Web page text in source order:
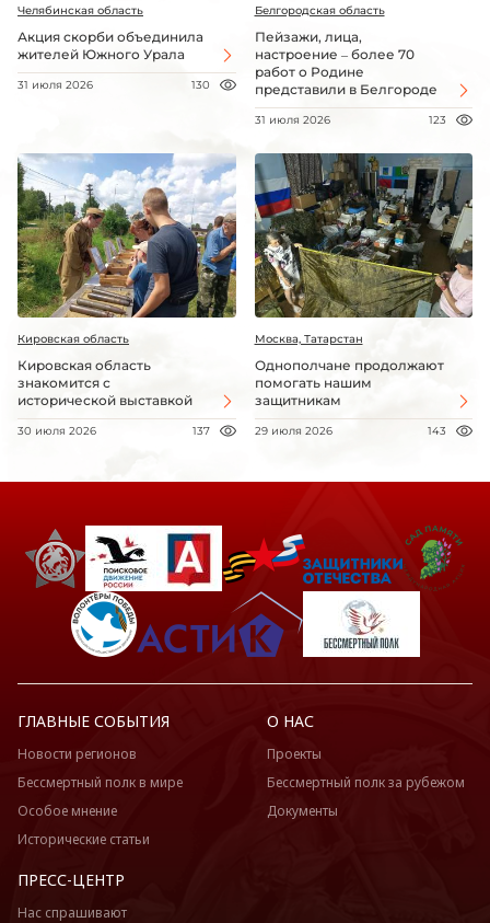
Челябинская область
Акция скорби объединила
жителей Южного Урала
31 июля 2026 130
Белгородская область
Пейзажи, лица,
настроение – более 70
работ о Родине
представили в Белгороде
31 июля 2026 123
Кировская область
Кировская область
знакомится с
исторической выставкой
30 июля 2026 137
Москва, Татарстан
Однополчане продолжают
помогать нашим
защитникам
29 июля 2026 143
ГЛАВНЫЕ СОБЫТИЯ
Новости регионов
Бессмертный полк в мире
Особое мнение
Исторические статьи
О НАС
Проекты
Бессмертный полк за рубежом
Документы
ПРЕСС-ЦЕНТР
Нас спрашивают